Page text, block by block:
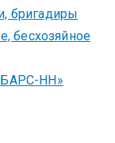
бригадиры
бесхозяйное
НН»